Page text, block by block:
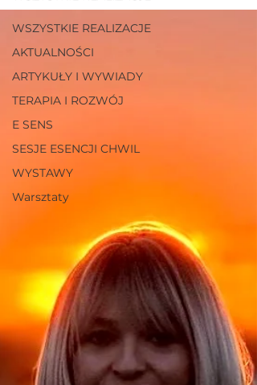
WSZYSTKIE REALIZACJE
AKTUALNOŚCI
ARTYKUŁY I WYWIADY
TERAPIA I ROZWÓJ
E SENS
SESJE ESENCJI CHWIL
WYSTAWY
Warsztaty